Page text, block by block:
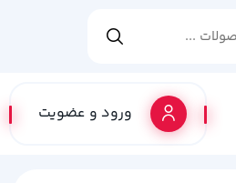
ورود و عضویت